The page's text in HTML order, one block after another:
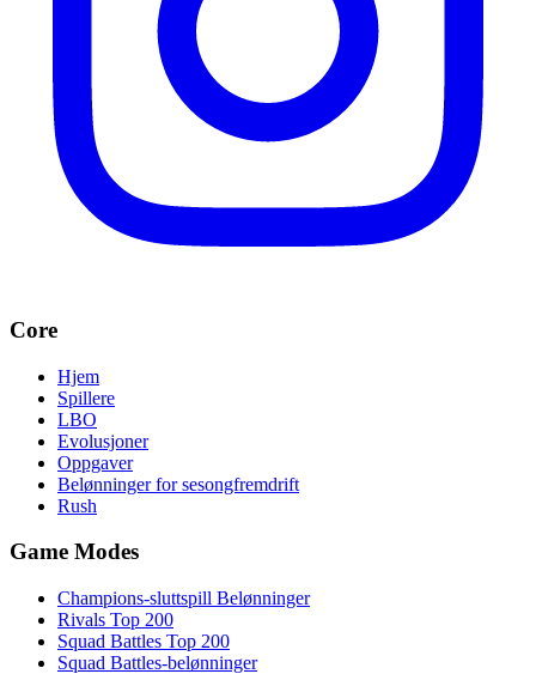
Core
Hjem
Spillere
LBO
Evolusjoner
Oppgaver
Belønninger for sesongfremdrift
Rush
Game Modes
Champions-sluttspill Belønninger
Rivals Top 200
Squad Battles Top 200
Squad Battles-belønninger